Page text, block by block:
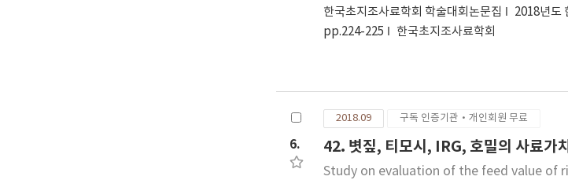
한국초지조사료학회 학술대회논문집
2018년도
pp.224-225
한국초지조사료학회
6.
2018.09 구독 인증기관·개인회원 무료
42. 볏짚, 티모시, IRG, 호밀의 사료가
Study on evaluation of the feed value of